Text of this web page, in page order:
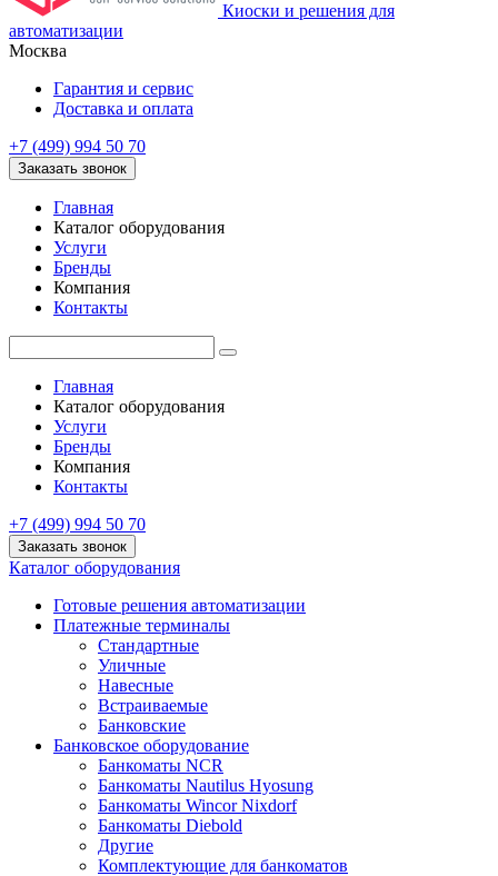
Киоски и решения для
автоматизации
Москва
Гарантия и сервис
Доставка и оплата
+7 (499) 994 50 70
Заказать звонок
Главная
Каталог оборудования
Услуги
Бренды
Компания
Контакты
Главная
Каталог оборудования
Услуги
Бренды
Компания
Контакты
+7 (499) 994 50 70
Заказать звонок
Каталог оборудования
Готовые решения автоматизации
Платежные терминалы
Стандартные
Уличные
Навесные
Встраиваемые
Банковские
Банковское оборудование
Банкоматы NCR
Банкоматы Nautilus Hyosung
Банкоматы Wincor Nixdorf
Банкоматы Diebold
Другие
Комплектующие для банкоматов